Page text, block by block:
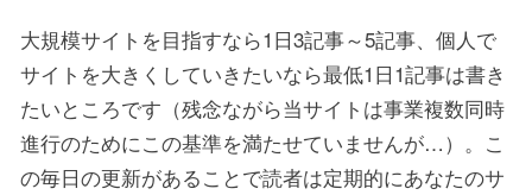
大規模サイトを目指すなら1日3記事～5記事、個人で
サイトを大きくしていきたいなら最低1日1記事は書き
たいところです（残念ながら当サイトは事業複数同時
進行のためにこの基準を満たせていませんが…）。こ
の毎日の更新があることで読者は定期的にあなたのサ